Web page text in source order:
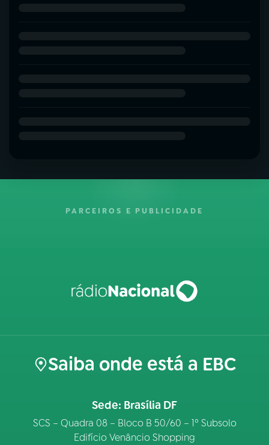
PARCEIROS E PUBLICIDADE
Saiba onde está a EBC
Sede: Brasília DF
SCS – Quadra 08 – Bloco B 50/60 – 1º Subsolo
Edifício Venâncio Shopping